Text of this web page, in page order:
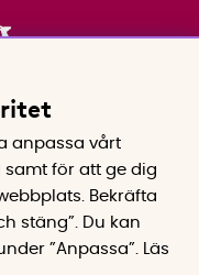
anpassa vårt
för att ge dig
Bekräfta
stäng”. Du kan
”Anpassa”.
Läs